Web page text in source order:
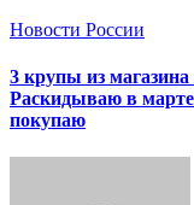
Новости России
3 крупы из
Раскидываю в марте
покупаю